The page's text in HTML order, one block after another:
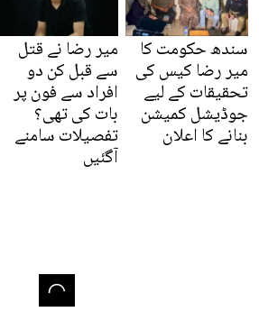
سندھ حکومت کا
میر رضا کیس کی
تحقیقات کے لیے
جوڈیشل کمیشن
بنانے کا اعلان
میر رضا نے قتل
سے قبل کن دو
افراد سے فون پر
بات کی تھی؟
تفصیلات سامنے
آگئیں